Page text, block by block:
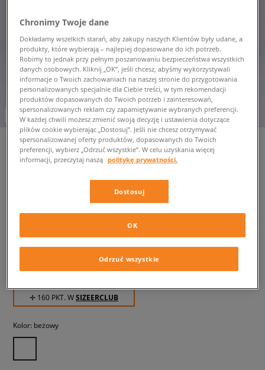
-10% za min. 350 zł kod: LUCK
ATHLETICS STRETCH WOVEN
159,99 zł z VAT
(najniższa cena z 30 dni przed obniżką)
249,99 zł -36% (Cena początkowa)
✛ 160 PKT. WSIZEERCLUB
Kolor: beżowy
Chronimy Twoje dane
Dokładamy wszelkich starań, aby zakupy naszych Klientów były udane, a
produkty, które wybierają – najlepiej dopasowane do ich potrzeb.
Robimy to jednak przy pełnym poszanowaniu bezpieczeństwa wszystkich
danych osobowych. Kliknij „OK”, jeśli chcesz, abyśmy wykorzystywali
informacje o Twoich zachowaniach na naszej stronie do przygotowania
personalizowanych specjalnie dla Ciebie treści, w tym rekomendacji
produktów dopasowanych do Twoich potrzeb i zainteresowań,
spersonalizowanych reklam czy zapamiętywanie wybranych preferencji.
W każdej chwili możesz zmienić swoją decyzję i ustawienia dotyczące
plików cookie wybierając „Dostosuj”. Jeśli nie chcesz otrzymywać
spersonalizowanej oferty produktów, dopasowanych do Twoich
preferencji, wybierz „Odrzuć wszystkie”. W celu uzyskania więcej
informacji, przeczytaj naszą politykę prywatności.
Dostosuj
Odrzuć wszystkie
OK